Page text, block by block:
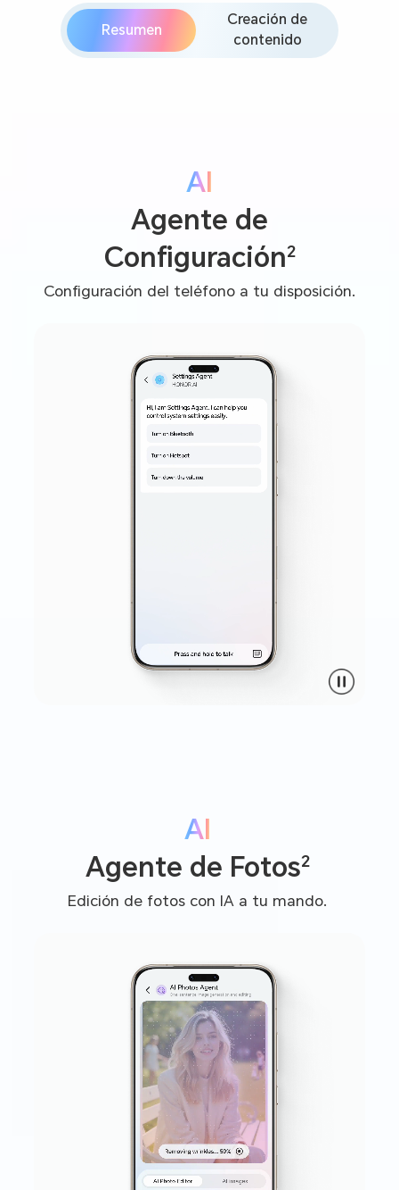
Resumen
Creación de
contenido
AI
Agente de
Configuración2
Configuración del teléfono a tu disposición.
AI
Agente de Fotos2
Edición de fotos con IA a tu mando.